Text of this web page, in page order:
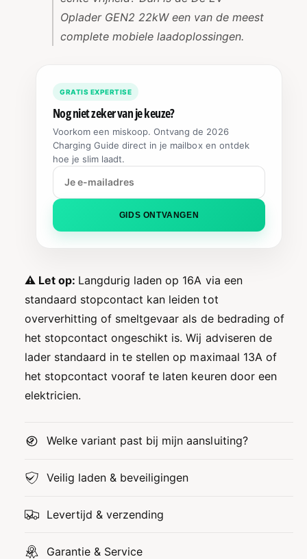
Oplader GEN2 22kW een van de meest
complete mobiele laadoplossingen.
GRATIS EXPERTISE
Nog niet zeker van je keuze?
Voorkom een miskoop. Ontvang de 2026
Charging Guide direct in je mailbox en ontdek
hoe je slim laadt.
GIDS ONTVANGEN
⚠️ Let op: Langdurig laden op 16A via een
standaard stopcontact kan leiden tot
oververhitting of smeltgevaar als de bedrading of
het stopcontact ongeschikt is. Wij adviseren de
lader standaard in te stellen op maximaal 13A of
het stopcontact vooraf te laten keuren door een
elektricien.
Welke variant past bij mijn aansluiting?
Veilig laden & beveiligingen
Levertijd & verzending
Garantie & Service